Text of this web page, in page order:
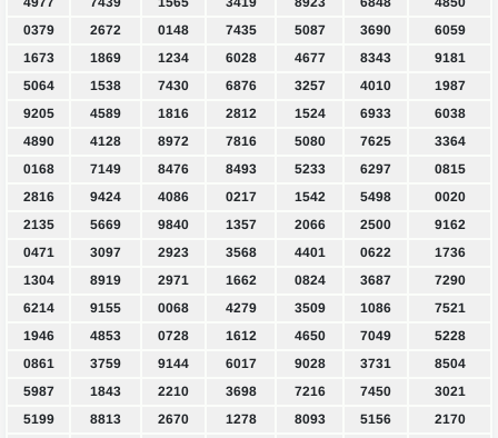
0379
2672 0148 7435 5087 3690
6059
1673
1869 1234 6028 4677 8343
9181
5064
1538 7430 6876 3257 4010
1987
9205
4589 1816 2812 1524 6933
6038
4890
4128 8972 7816 5080 7625
3364
0168
7149 8476 8493 5233 6297
0815
2816
9424 4086 0217 1542 5498
0020
2135
5669 9840 1357 2066 2500
9162
0471
3097 2923 3568 4401 0622
1736
1304
8919 2971 1662 0824 3687
7290
6214
9155 0068 4279 3509 1086
7521
1946
4853 0728 1612 4650 7049
5228
0861
3759 9144 6017 9028 3731
8504
5987
1843 2210 3698 7216 7450
3021
5199
8813 2670 1278 8093 5156
2170